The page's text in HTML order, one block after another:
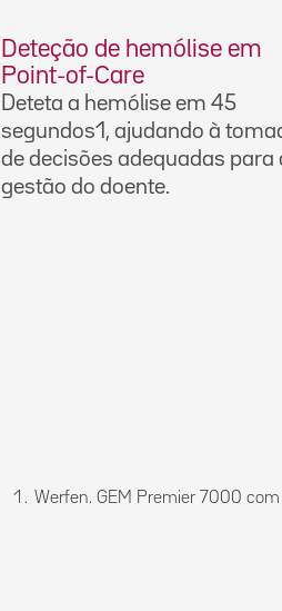
Deteção de hemólise em
Point-of-Care
Deteta a hemólise em 45
segundos1, ajudando à
de decisões adequadas para
gestão do doente.
Werfen. GEM Premier 7000